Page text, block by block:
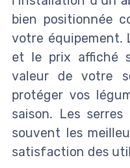
bien positionnée
votre équipement.
et le prix affiché
valeur de votre
protéger vos
saison. Les
souvent les
satisfaction des